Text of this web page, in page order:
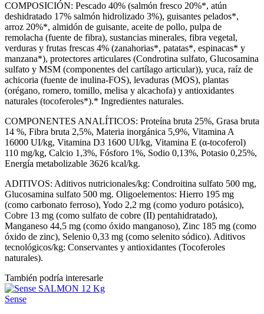
COMPOSICIÓN: Pescado 40% (salmón fresco 20%*, atún
deshidratado 17% salmón hidrolizado 3%), guisantes pelados*,
arroz 20%*, almidón de guisante, aceite de pollo, pulpa de
remolacha (fuente de fibra), sustancias minerales, fibra vegetal,
verduras y frutas frescas 4% (zanahorias*, patatas*, espinacas* y
manzana*), protectores articulares (Condrotina sulfato, Glucosamina
sulfato y MSM (componentes del cartílago articular)), yuca, raíz de
achicoria (fuente de inulina-FOS), levaduras (MOS), plantas
(orégano, romero, tomillo, melisa y alcachofa) y antioxidantes
naturales (tocoferoles*).* Ingredientes naturales.
COMPONENTES ANALÍTICOS: Proteína bruta 25%, Grasa bruta
14 %, Fibra bruta 2,5%, Materia inorgánica 5,9%, Vitamina A
16000 UI/kg, Vitamina D3 1600 UI/kg, Vitamina E (α-tocoferol)
110 mg/kg, Calcio 1,3%, Fósforo 1%, Sodio 0,13%, Potasio 0,25%,
Energía metabolizable 3626 kcal/kg.
ADITIVOS: Aditivos nutricionales/kg: Condroitina sulfato 500 mg,
Glucosamina sulfato 500 mg. Oligoelementos: Hierro 195 mg
(como carbonato ferroso), Yodo 2,2 mg (como yoduro potásico),
Cobre 13 mg (como sulfato de cobre (II) pentahidratado),
Manganeso 44,5 mg (como óxido manganoso), Zinc 185 mg (como
óxido de zinc), Selenio 0,33 mg (como selenito sódico). Aditivos
tecnológicos/kg: Conservantes y antioxidantes (Tocoferoles
naturales).
También podría interesarle
Sense